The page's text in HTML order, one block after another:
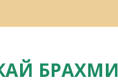
БРАХМИ